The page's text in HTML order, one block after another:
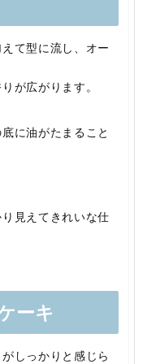
て型に流し、オー
が広がります。
に油がたまること
見えてきれいな仕
ーキ
しっかりと感じら